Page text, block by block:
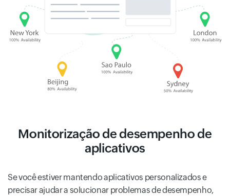
Monitorização de desempenho de
aplicativos
Se você estiver mantendo aplicativos personalizados e
precisar ajudar a solucionar problemas de desempenho,